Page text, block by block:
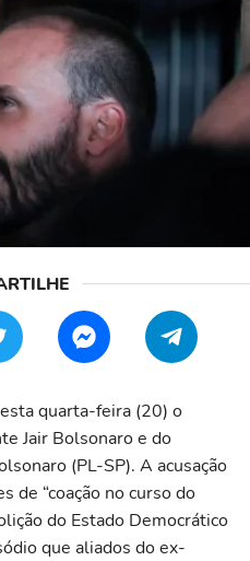
quarta-feira (20) o
Jair Bolsonaro e do
(PL-SP). A acusação
de “coação no curso do
do Estado Democrático
que aliados do ex-